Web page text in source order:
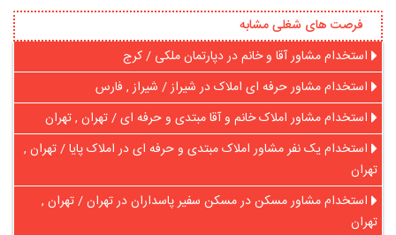
فرصت های شغلی مشابه
استخدام مشاور آقا و خانم در دپارتمان ملکی / کرج
استخدام مشاور حرفه ای املاک در شیراز / شیراز , فارس
استخدام مشاور املاک خانم و آقا مبتدی و حرفه ای / تهران , تهران
استخدام یک نفر مشاور املاک مبتدی و حرفه ای در املاک پایا / تهران ,
تهران
استخدام مشاور مسکن در مسکن سفیر پاسداران در تهران / تهران ,
تهران